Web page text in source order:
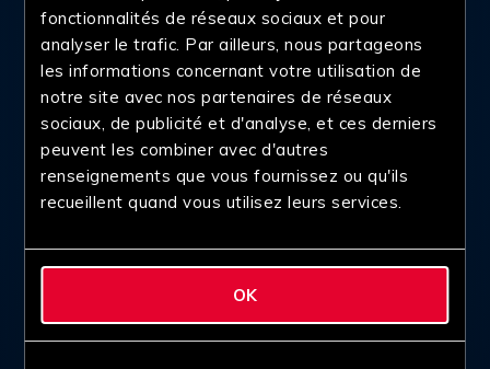
fonctionnalités de réseaux sociaux et pour
analyser le trafic. Par ailleurs, nous partageons
les informations concernant votre utilisation de
notre site avec nos partenaires de réseaux
sociaux, de publicité et d'analyse, et ces derniers
peuvent les combiner avec d'autres
renseignements que vous fournissez ou qu'ils
recueillent quand vous utilisez leurs services.
OK